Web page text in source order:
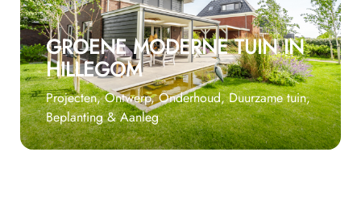
GROENE MODERNE TUIN IN
HILLEGOM
Projecten, Ontwerp, Onderhoud, Duurzame tuin,
Beplanting & Aanleg